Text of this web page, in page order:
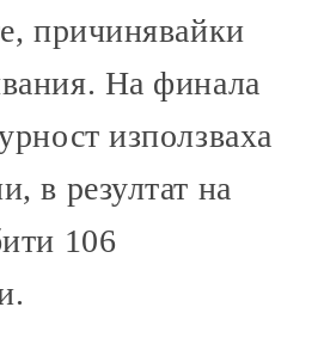
причинявайки
На финала
използваха
в резултат на
106